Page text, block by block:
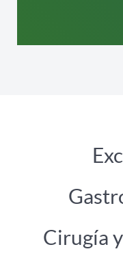
Cirugía